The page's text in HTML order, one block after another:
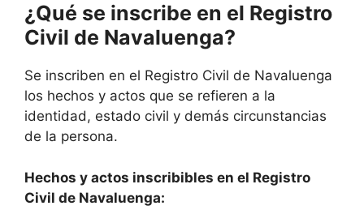
¿Qué se inscribe en el Registro
Civil de Navaluenga?
Se inscriben en el Registro Civil de Navaluenga
los hechos y actos que se refieren a la
identidad, estado civil y demás circunstancias
de la persona.
Hechos y actos inscribibles en el Registro
Civil de Navaluenga: